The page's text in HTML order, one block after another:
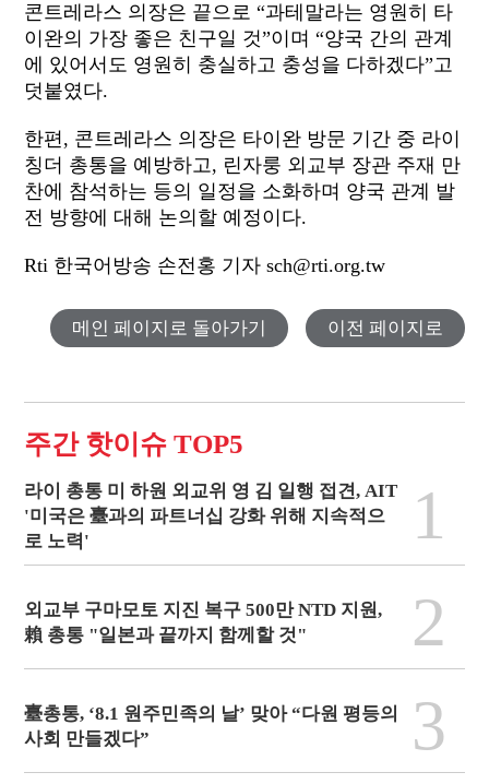
콘트레라스 의장은 끝으로 “과테말라는 영원히 타
이완의 가장 좋은 친구일 것”이며 “양국 간의 관계
에 있어서도 영원히 충실하고 충성을 다하겠다”고
덧붙였다.
한편, 콘트레라스 의장은 타이완 방문 기간 중 라이
칭더 총통을 예방하고, 린자룽 외교부 장관 주재 만
찬에 참석하는 등의 일정을 소화하며 양국 관계 발
전 방향에 대해 논의할 예정이다.
Rti 한국어방송 손전홍 기자 sch@rti.org.tw
메인 페이지로 돌아가기 이전 페이지로
주간 핫이슈 TOP5
라이 총통 미 하원 외교위 영 김 일행 접견, AIT
'미국은 臺과의 파트너십 강화 위해 지속적으
로 노력'
1
외교부 구마모토 지진 복구 500만 NTD 지원,
賴 총통 "일본과 끝까지 함께할 것"
2
臺총통, ‘8.1 원주민족의 날’ 맞아 “다원 평등의
사회 만들겠다”
3